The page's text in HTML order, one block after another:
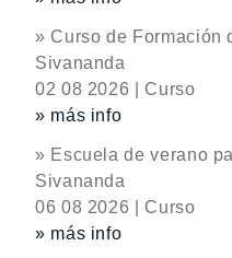
» Curso de Formación
Sivananda
02 08 2026 | Curso
» más info
» Escuela de verano
Sivananda
06 08 2026 | Curso
» más info